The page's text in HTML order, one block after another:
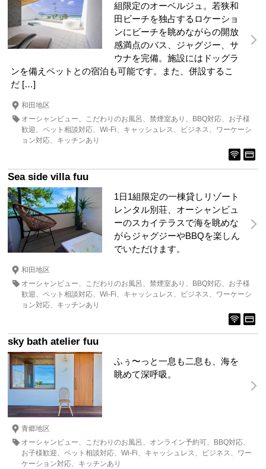
組限定のオーベルジュ。若狭和
田ビーチを独占するロケーショ
ンにビーチを眺めながらの開放
感満点のバス、ジャグジー、サ
ウナを完備。施設にはドッグラ
ンを備えペットとの宿泊も可能です。また、併設するこ
だ […]
和田地区
オーシャンビュー
こだわりのお風呂 禁煙室あり BBQ対応
お子様
歓迎
ペット相談対応 Wi-Fi キャッシュレス ビジネス
ワーケーシ
ョン対応
キッチンあり
Sea side villa fuu
1日1組限定の一棟貸しリゾート
レンタル別荘、オーシャンビュ
ーのスカイテラスで海を眺めな
がらジャグジーやBBQを楽しん
でいただけます。
和田地区
オーシャンビュー
こだわりのお風呂 禁煙室あり BBQ対応
お子様
歓迎
ペット相談対応 Wi-Fi キャッシュレス ビジネス
ワーケーシ
ョン対応
キッチンあり
sky bath atelier fuu
ふぅ〜っと一息も二息も、海を
眺めて深呼吸。
青郷地区
オーシャンビュー
こだわりのお風呂 オンライン予約可
BBQ対応
お子様歓迎
ペット相談対応 Wi-Fi キャッシュレス ビジネス
ワー
ケーション対応
キッチンあり